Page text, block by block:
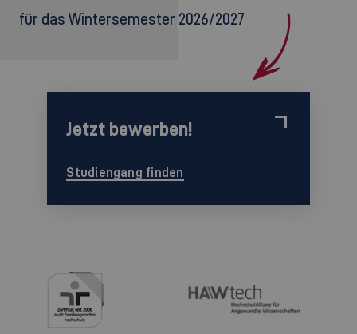
für das Wintersemester 2026/2027
Jetzt bewerben!
Studiengang finden